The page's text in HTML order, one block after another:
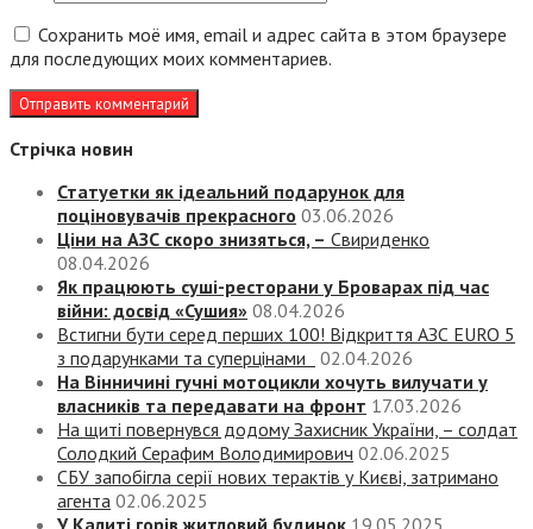
Сохранить моё имя, email и адрес сайта в этом браузере
для последующих моих комментариев.
Стрічка новин
Статуетки як ідеальний подарунок для
поціновувачів прекрасного 03.06.2026
Ціни на АЗС скоро знизяться, – Свириденко
08.04.2026
Як працюють суші-ресторани у Броварах під час
війни: досвід «Сушия» 08.04.2026
Встигни бути серед перших 100! Відкриття АЗС EURO 5
з подарунками та суперцінами
02.04.2026
На Вінничині гучні мотоцикли хочуть вилучати у
власників та передавати на фронт 17.03.2026
На щиті повернувся додому Захисник України, – солдат
Солодкий Серафим Володимирович 02.06.2025
СБУ запобігла серії нових терактів у Києві, затримано
агента 02.06.2025